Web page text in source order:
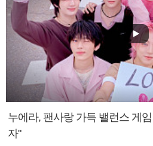
누에라, 팬사랑 가득 밸런스 게
자"